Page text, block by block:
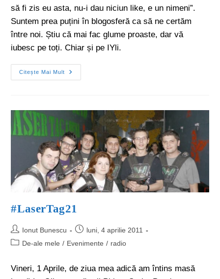
să fi zis eu asta, nu-i dau niciun like, e un nimeni”.
Suntem prea puțini în blogosferă ca să ne certăm
între noi. Știu că mai fac glume proaste, dar vă
iubesc pe toți. Chiar și pe IYli.
Citește Mai Mult
#LaserTag21
Ionut Bunescu
luni, 4 aprilie 2011
De-ale mele / Evenimente / radio
Vineri, 1 Aprile, de ziua mea adică am întins masă